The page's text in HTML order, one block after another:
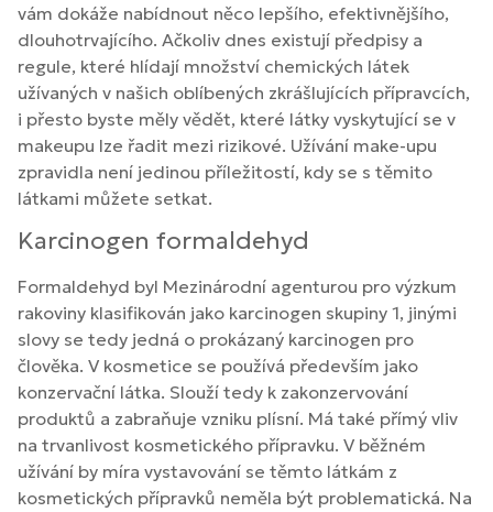
vám dokáže nabídnout něco lepšího, efektivnějšího,
dlouhotrvajícího. Ačkoliv dnes existují předpisy a
regule, které hlídají množství chemických látek
užívaných v našich oblíbených zkrášlujících přípravcích,
i přesto byste měly vědět, které látky vyskytující se v
makeupu lze řadit mezi rizikové. Užívání make-upu
zpravidla není jedinou příležitostí, kdy se s těmito
látkami můžete setkat.
Karcinogen formaldehyd
Formaldehyd byl Mezinárodní agenturou pro výzkum
rakoviny klasifikován jako karcinogen skupiny 1, jinými
slovy se tedy jedná o prokázaný karcinogen pro
člověka. V kosmetice se používá především jako
konzervační látka. Slouží tedy k zakonzervování
produktů a zabraňuje vzniku plísní. Má také přímý vliv
na trvanlivost kosmetického přípravku. V běžném
užívání by míra vystavování se těmto látkám z
kosmetických přípravků neměla být problematická. Na